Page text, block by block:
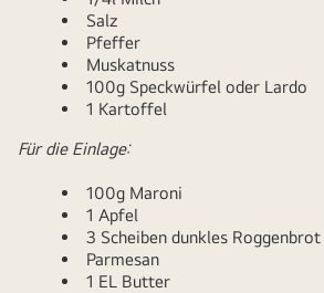
Salz
Pfeffer
Muskatnuss
100g Speckwürfel oder Lardo
1 Kartoffel
Für die Einlage:
100g Maroni
1 Apfel
3 Scheiben dunkles Roggenbrot
Parmesan
1 EL Butter